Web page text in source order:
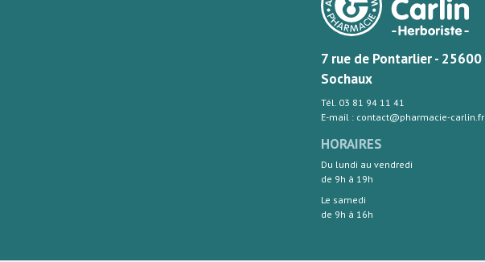
7 rue de Pontarlier - 25600
Sochaux
Tél. 03 81 94 11 41
E-mail : contact@pharmacie-carlin.fr
HORAIRES
Du lundi au vendredi
de 9h à 19h
Le samedi
de 9h à 16h